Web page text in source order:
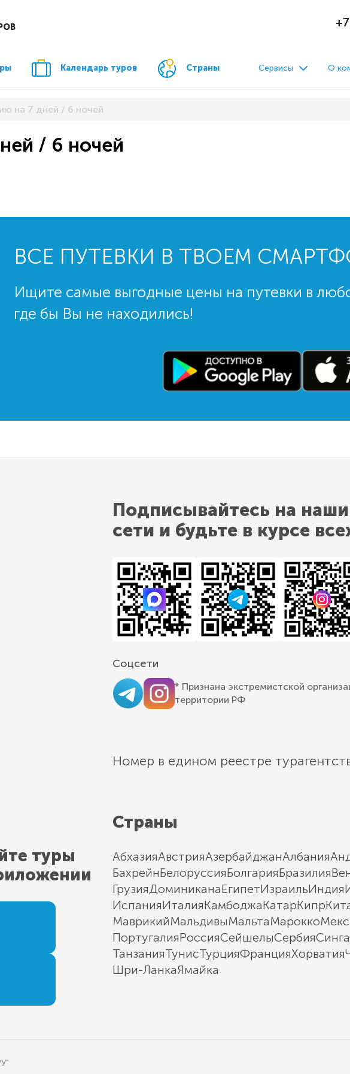
Календарь туров Страны Сервисы О
на 7 дней / 6 ночей
/ 6 ночей
ВСЕ ПУТЕВКИ В ТВОЕМ
Ищите самые выгодные цены на путевки в
где бы Вы не находились!
туры
Подписывайтесь на
сети и будьте в курсе
Соцсети
* Признана экстремистской
территории РФ
Номер в едином реестре
Страны
АбхазияАвстрияАзербайджанАлбания
БахрейнБелоруссияБолгарияБразилия
ГрузияДоминиканаЕгипетИзраильИндия
ИспанияИталияКамбоджаКатарКипр
МаврикийМальдивыМальтаМарокко
ПортугалияРоссияСейшелыСербия
ТанзанияТунисТурцияФранцияХорватия
Шри-ЛанкаЯмайка